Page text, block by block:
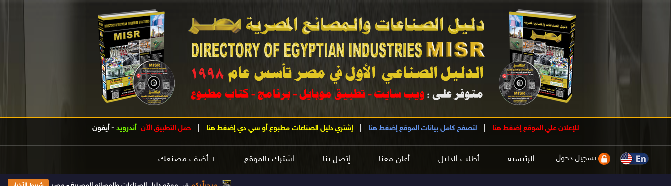
للإعلان علي الموقع إضغط هنا لتصفح كامل بيانات الموقع إضغط هنا إشتري دليل الصناعات مطبوع أو سي دي إضغط هنا حمل التطبيق الآن أندرويد - أيفون
الرئيسية أطلب الدليل أعلن معنا إتصل بنا اشترك بالموقع + أضف مصنعك تسجيل دخول